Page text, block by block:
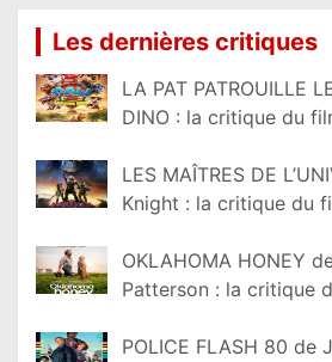
Les dernières critiques
LA PAT PATROUILLE
DINO : la critique du
LES MAÎTRES DE
Knight : la critique du
OKLAHOMA HONEY
Patterson : la critique
POLICE FLASH 80 de